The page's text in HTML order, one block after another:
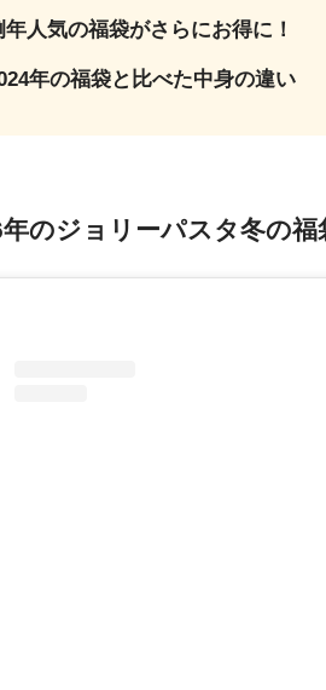
年人気の福袋がさらにお得に！
年の福袋と比べた中身の違い
のジョリーパスタ冬の福